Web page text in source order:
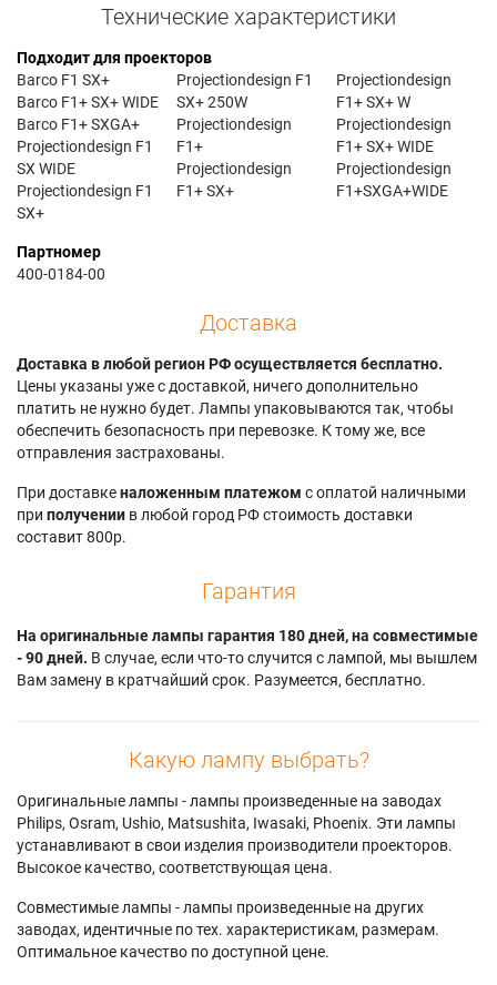
Технические характеристики
Подходит для проекторов
Barco F1 SX+
Barco F1+ SX+ WIDE
Barco F1+ SXGA+
Projectiondesign F1
SX WIDE
Projectiondesign F1
SX+
Projectiondesign F1
SX+ 250W
Projectiondesign
F1+
Projectiondesign
F1+ SX+
Projectiondesign
F1+ SX+ W
Projectiondesign
F1+ SX+ WIDE
Projectiondesign
F1+SXGA+WIDE
Партномер
400-0184-00
Доставка
Доставка в любой регион РФ осуществляется бесплатно.
Цены указаны уже с доставкой, ничего дополнительно
платить не нужно будет. Лампы упаковываются так, чтобы
обеспечить безопасность при перевозке. К тому же, все
отправления застрахованы.
При доставкеналоженным платежом с оплатой наличными
при получении в любой город РФ стоимость доставки
составит 800р.
Гарантия
На оригинальные лампы гарантия 180 дней, на совместимые
- 90 дней. В случае, если что-то случится с лампой, мы вышлем
Вам замену в кратчайший срок. Разумеется, бесплатно.
Какую лампу выбрать?
Оригинальные лампы - лампы произведенные на заводах
Philips, Osram, Ushio, Matsushita, Iwasaki, Phoenix. Эти лампы
устанавливают в свои изделия производители проекторов.
Высокое качество, соответствующая цена.
Совместимые лампы - лампы произведенные на других
заводах, идентичные по тех. характеристикам, размерам.
Оптимальное качество по доступной цене.